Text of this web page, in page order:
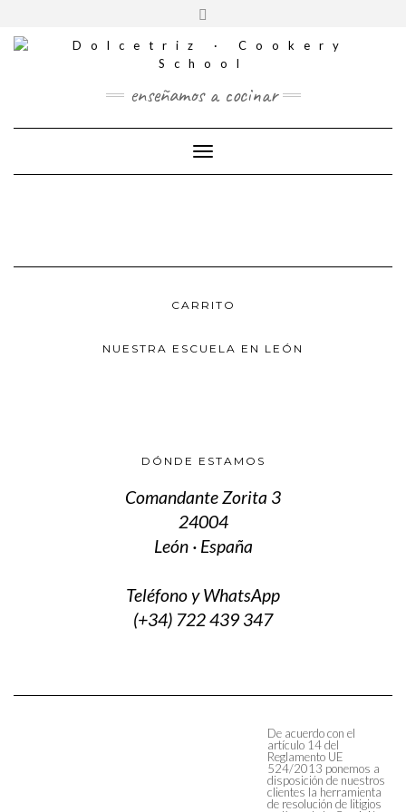
contenido
CONTACTO
SOCIALEScabecera
enseñamos a cocinar
Cambiar modo de navegación
CARRITO
NUESTRA ESCUELA EN LEÓN
DÓNDE ESTAMOS
Comandante Zorita 3
24004
León · España
Teléfono y WhatsApp
(+34) 722 439 347
De acuerdo con el
artículo 14 del
Reglamento UE
524/2013 ponemos a
disposición de nuestros
clientes la herramienta
de resolución de litigios